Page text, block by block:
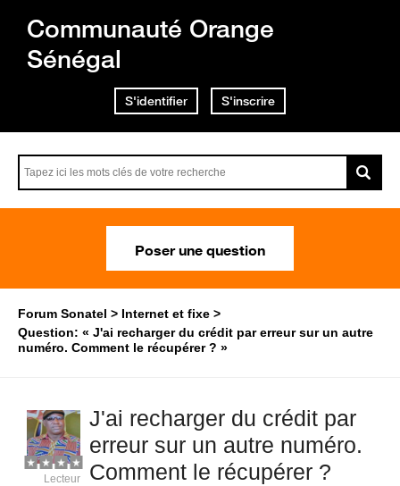
Communauté Orange
Sénégal
S'identifier S'inscrire
Poser une question
Forum Sonatel
Internet et fixe
Question: « J'ai recharger du crédit par erreur sur un autre
numéro. Comment le récupérer ? »
J'ai recharger du crédit par
erreur sur un autre numéro.
Comment le récupérer ?
Lecteur